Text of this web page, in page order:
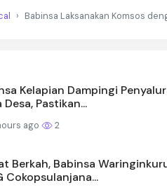
Babinsa Laksanakan Komsos
Kelapian Dampingi
Desa, Pastikan...
ago 2
Berkah, Babinsa
Cokopsulanjana...